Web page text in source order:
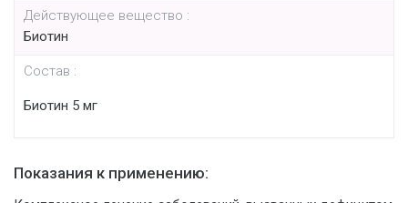
Действующее вещество :
Биотин
Состав :
Биотин 5 мг
Показания к применению: